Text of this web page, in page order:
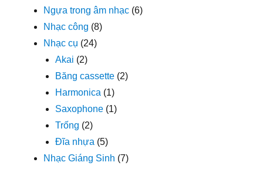
Ngựa trong âm nhạc (6)
Nhạc công (8)
Nhạc cụ (24)
Akai (2)
Băng cassette (2)
Harmonica (1)
Saxophone (1)
Trống (2)
Đĩa nhựa (5)
Nhạc Giáng Sinh (7)